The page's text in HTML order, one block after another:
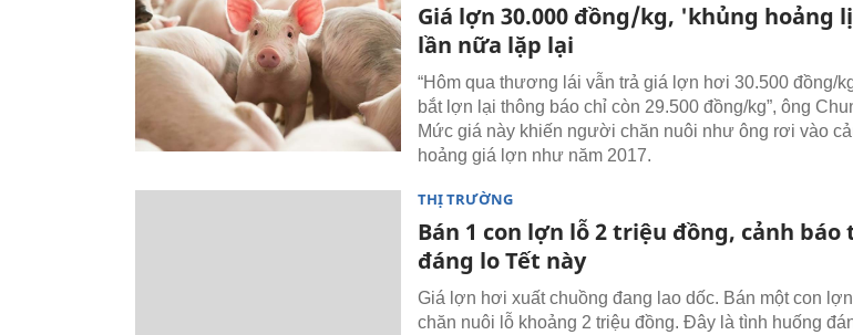
Giá lợn 30.000 đồng/kg, 'khủng hoảng
lần nữa lặp lại
“Hôm qua thương lái vẫn trả giá lợn hơi 30.500 đồng/
bắt lợn lại thông báo chỉ còn 29.500 đồng/kg”, ông
Mức giá này khiến người chăn nuôi như ông rơi vào
hoảng giá lợn như năm 2017.
THỊ TRƯỜNG
Bán 1 con lợn lỗ 2 triệu đồng, cảnh
đáng lo Tết này
Giá lợn hơi xuất chuồng đang lao dốc. Bán một con
chăn nuôi lỗ khoảng 2 triệu đồng. Đây là tình huống